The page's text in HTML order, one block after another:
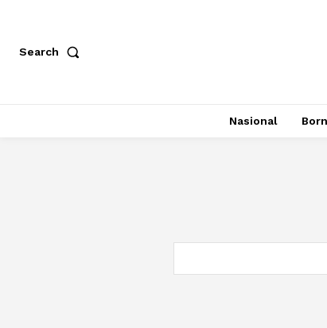
Search
Nasional